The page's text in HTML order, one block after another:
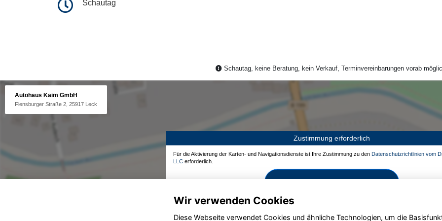
Schautag
Schautag, keine Beratung, kein Verkauf, Terminvereinbarungen vorab
Autohaus Kaim GmbH
Flensburger Straße 2, 25917 Leck
Zustimmung erforderlich
Für die Aktivierung der Karten- und Navigationsdienste ist Ihre Zustimmung zu den Datenschutzrichtlinien vom
LLC erforderlich.
Zustimmen und aktivieren
Wir verwenden Cookies
Diese Webseite verwendet Cookies und ähnliche Technologien, um die